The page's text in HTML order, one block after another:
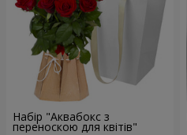
Набір "Аквабокс з
переноскою для квітів"